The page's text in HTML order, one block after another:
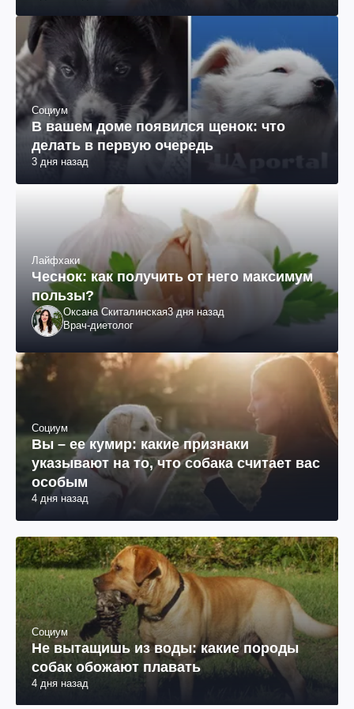
Социум
В вашем доме появился щенок: что
делать в первую очередь
3 дня назад
Лайфхаки
Чеснок: как получить от него максимум
пользы?
Оксана Скиталинская3 дня назад
Врач-диетолог
Социум
Вы – ее кумир: какие признаки
указывают на то, что собака считает вас
особым
4 дня назад
Социум
Не вытащишь из воды: какие породы
собак обожают плавать
4 дня назад